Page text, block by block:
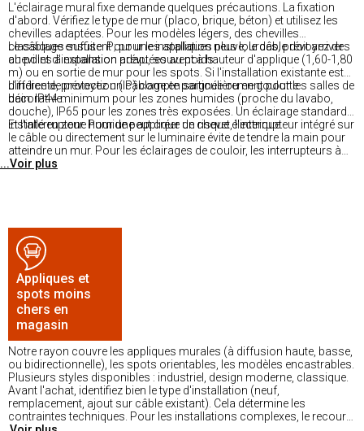
L'éclairage mural fixe demande quelques précautions. La fixation
d'abord. Vérifiez le type de mur (placo, brique, béton) et utilisez les
chevilles adaptées. Pour les modèles légers, des chevilles
classiques suffisent ; pour les appliques plus lourdes, prévoyez des
chevilles à expansion adaptées au poids.
Le câblage ensuite. Pour une installation neuve, le câble doit arriver
au point d'installation prévu, souvent à hauteur d'applique (1,60-1,80
m) ou en sortie de mur pour les spots. Si l'installation existante est
différente, prévoyez un câblage en saignée ou en goulotte
décorative.
L'indice de protection (IP) compte particulièrement pour les salles de
bain. IP44 minimum pour les zones humides (proche du lavabo,
douche), IP65 pour les zones très exposées. Un éclairage standard
installé en zone humide peut créer un risque électrique.
Et l'interrupteur. Pour une applique de chevet, l'interrupteur intégré sur
le câble ou directement sur le luminaire évite de tendre la main pour
atteindre un mur. Pour les éclairages de couloir, les interrupteurs à
plusieurs points (va-et-vient) facilitent l'usage.
...Voir plus
Appliques et
spots moins
chers en
magasin
Notre rayon couvre les appliques murales (à diffusion haute, basse,
ou bidirectionnelle), les spots orientables, les modèles encastrables.
Plusieurs styles disponibles : industriel, design moderne, classique.
Avant l'achat, identifiez bien le type d'installation (neuf,
remplacement, ajout sur câble existant). Cela détermine les
contraintes techniques. Pour les installations complexes, le recours